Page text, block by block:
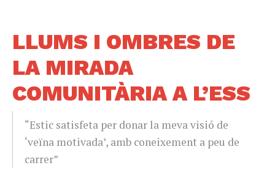
LLUMS I OMBRES DE
LA MIRADA
COMUNITÀRIA A L’ESS
“Estic satisfeta per donar la meva visió de
‘veïna motivada’, amb coneixement a peu de
carrer”